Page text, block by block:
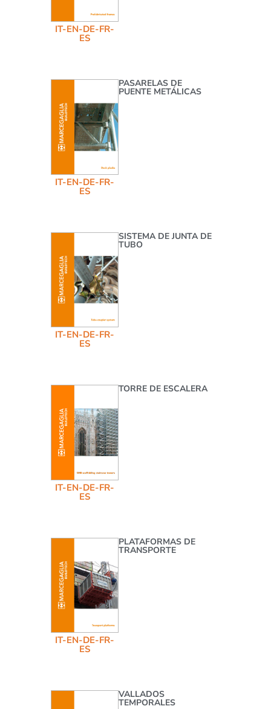
IT-EN-DE-FR-
ES
IT-EN-DE-FR-
ES
PASARELAS DE
PUENTE METÁLICAS
IT-EN-DE-FR-
ES
SISTEMA DE JUNTA DE
TUBO
IT-EN-DE-FR-
ES
TORRE DE ESCALERA
IT-EN-DE-FR-
ES
PLATAFORMAS DE
TRANSPORTE
VALLADOS
TEMPORALES